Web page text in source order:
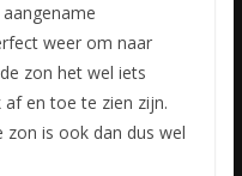
weer om naar
zon het wel iets
en toe te zien zijn.
zon is ook dan dus wel